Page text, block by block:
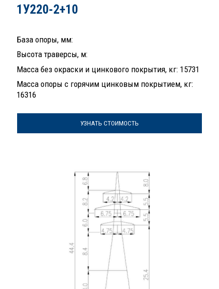
1У220-2+10
База опоры, мм:
Высота траверсы, м:
Масса без окраски и цинкового покрытия, кг: 15731
Масса опоры с горячим цинковым покрытием, кг:
16316
УЗНАТЬ СТОИМОСТЬ